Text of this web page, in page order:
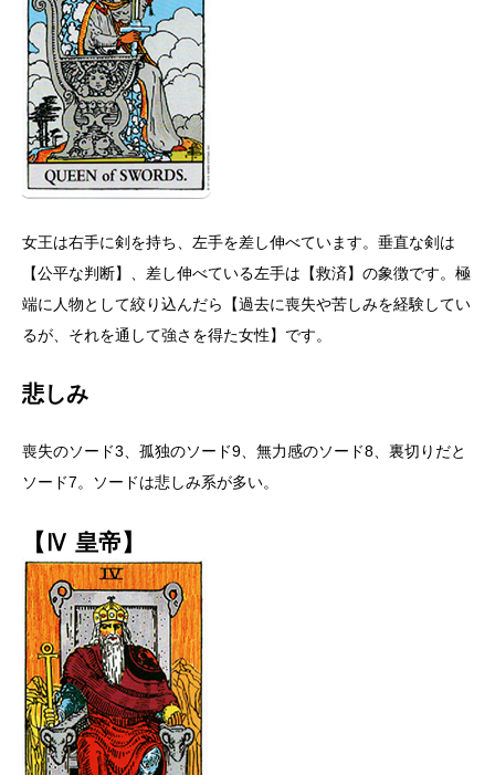
女王は右手に剣を持ち、左手を差し伸べています。垂直な剣は
【公平な判断】、差し伸べている左手は【救済】の象徴です。極
端に人物として絞り込んだら【過去に喪失や苦しみを経験してい
るが、それを通して強さを得た女性】です。
悲しみ
喪失のソード3、孤独のソード9、無力感のソード8、裏切りだと
ソード7。ソードは悲しみ系が多い。
【Ⅳ 皇帝】